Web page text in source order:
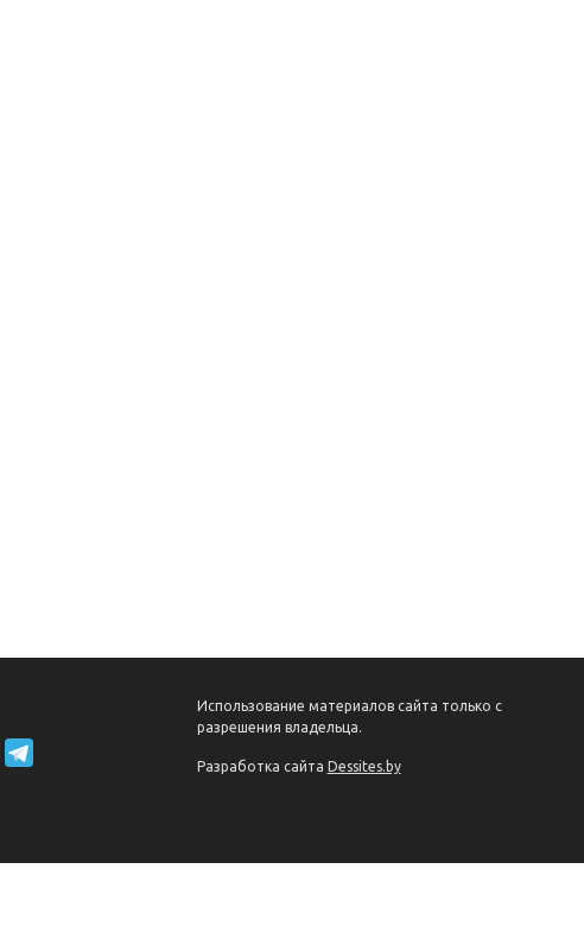
Использование материалов сайта только с
разрешения владельца.
Разработка сайта Dessites.by